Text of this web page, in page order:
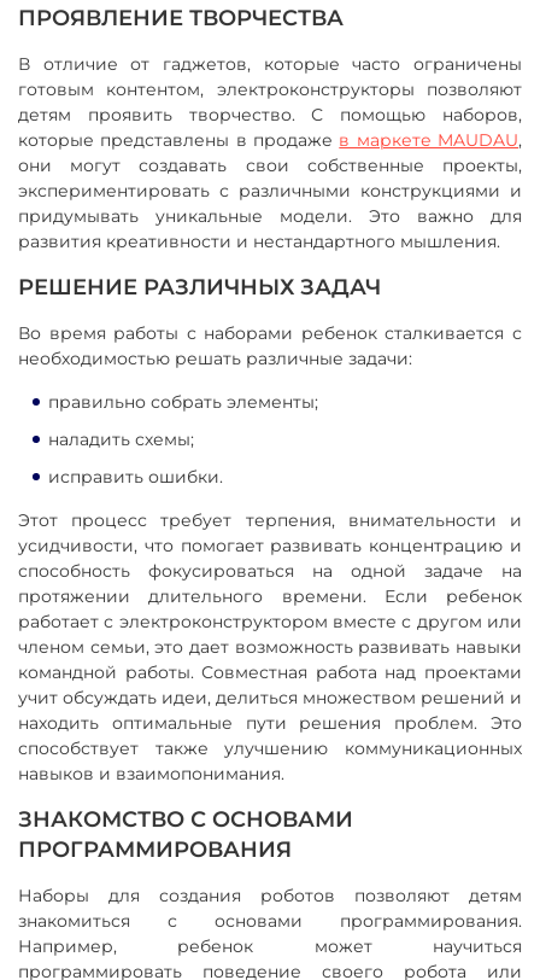
ПРОЯВЛЕНИЕ ТВОРЧЕСТВА
В отличие от гаджетов, которые часто ограничены
готовым контентом, электроконструкторы позволяют
детям проявить творчество. С помощью наборов,
которые представлены в продаже в маркете MAUDAU,
они могут создавать свои собственные проекты,
экспериментировать с различными конструкциями и
придумывать уникальные модели. Это важно для
развития креативности и нестандартного мышления.
РЕШЕНИЕ РАЗЛИЧНЫХ ЗАДАЧ
Во время работы с наборами ребенок сталкивается с
необходимостью решать различные задачи:
правильно собрать элементы;
наладить схемы;
исправить ошибки.
Этот процесс требует терпения, внимательности и
усидчивости, что помогает развивать концентрацию и
способность фокусироваться на одной задаче на
протяжении длительного времени. Если ребенок
работает с электроконструктором вместе с другом или
членом семьи, это дает возможность развивать навыки
командной работы. Совместная работа над проектами
учит обсуждать идеи, делиться множеством решений и
находить оптимальные пути решения проблем. Это
способствует также улучшению коммуникационных
навыков и взаимопонимания.
ЗНАКОМСТВО С ОСНОВАМИ
ПРОГРАММИРОВАНИЯ
Наборы для создания роботов позволяют детям
знакомиться с основами программирования.
Например, ребенок может научиться
программировать поведение своего робота или